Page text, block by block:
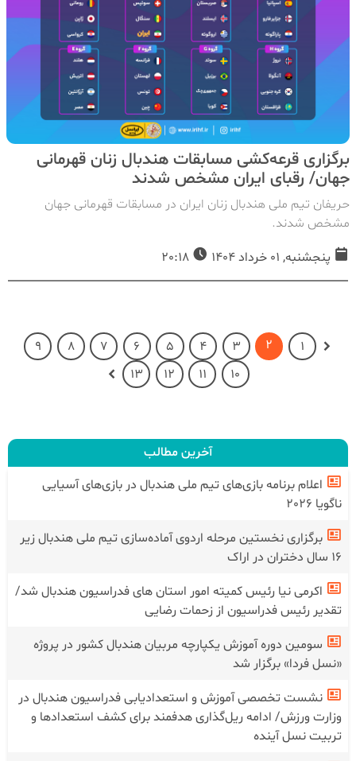
برگزاری قرعه‌کشی مسابقات هندبال زنان قهرمانی
جهان/ رقبای ایران مشخص شدند
حریفان تیم ملی هندبال زنان ایران در مسابقات قهرمانی جهان
مشخص شدند.
پنجشنبه, 01 خرداد 1404
1
2
3
4
5
6
7
8
9
10
11
12
13
آخرین مطالب
اعلام برنامه بازی‌های تیم ملی هندبال در بازی‌های آسیایی
ناگویا 2026
برگزاری نخستین مرحله اردوی آماده‌سازی تیم ملی هندبال زیر
۱۶ سال دختران در اراک
اکرمی نیا رئیس کمیته امور استان های فدراسیون هندبال شد/
تقدیر رئیس فدراسیون از زحمات رضایی
سومین دوره آموزش یکپارچه مربیان هندبال کشور در پروژه
«نسل فردا» برگزار شد
نشست تخصصی آموزش و استعدادیابی فدراسیون هندبال در
وزارت ورزش/ ادامه ریل‌گذاری هدفمند برای کشف استعدادها و
تربیت نسل آینده